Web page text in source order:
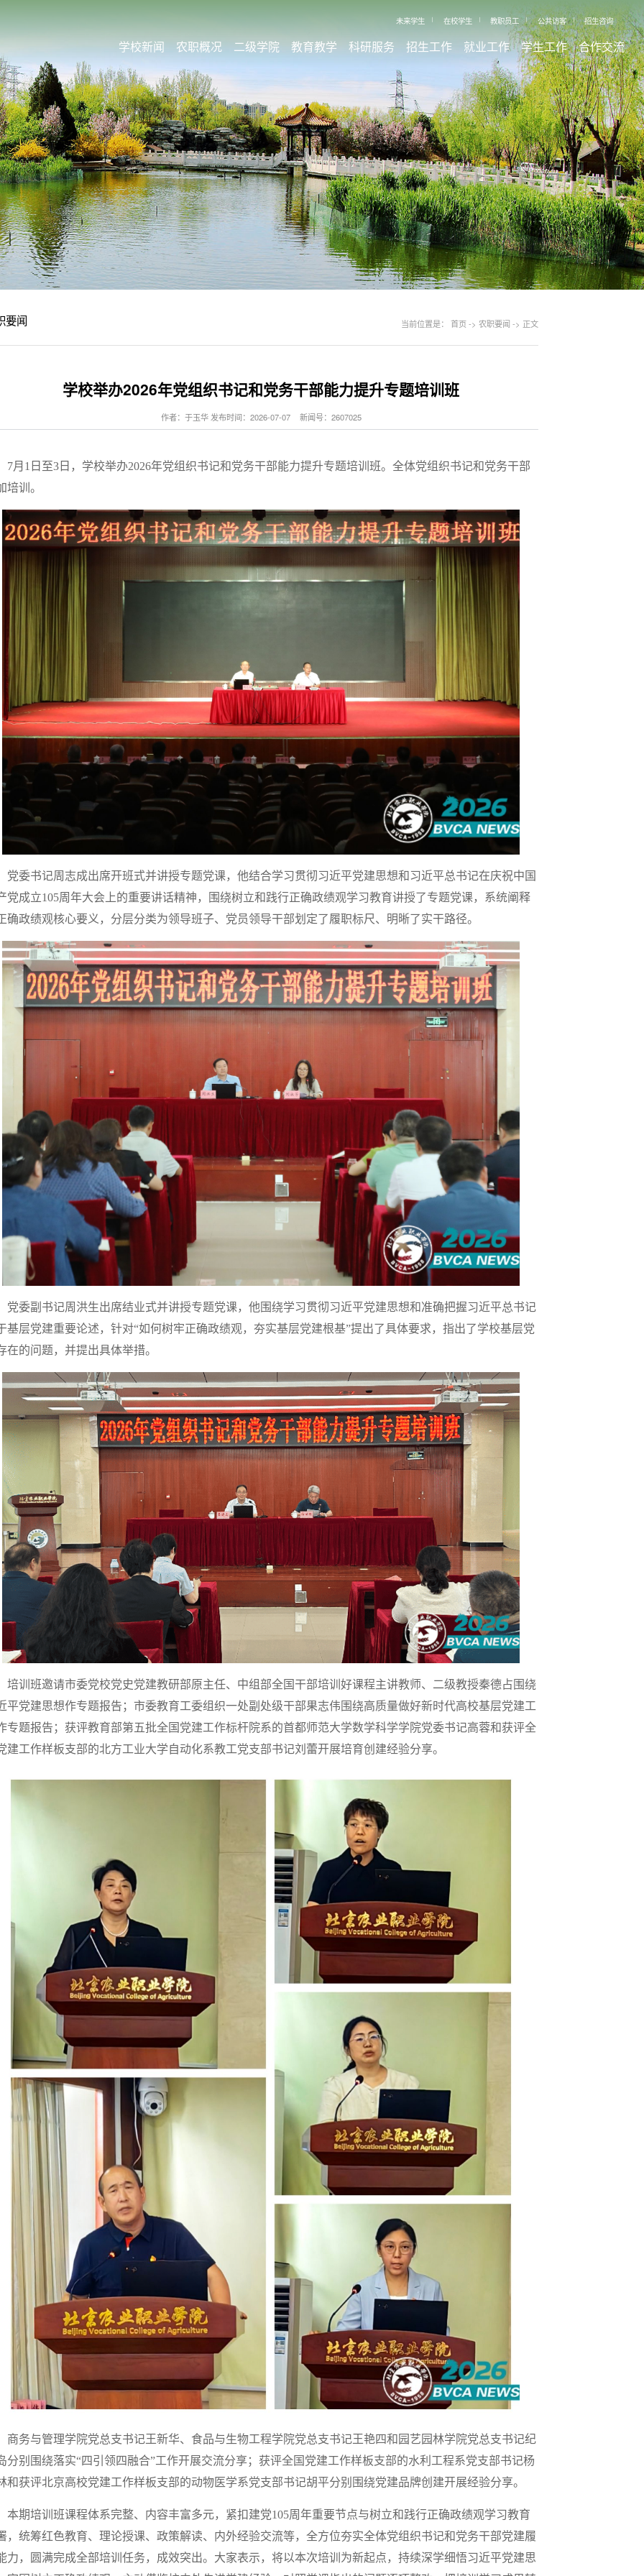
未来学生 在校学生 教职员工 公共访客 招生咨询
学校新闻 农职概况 二级学院 教育教学 科研服务 招生工作 就业工作 学生工作 合作交流
要闻 当前位置是： 首页-> 农职要闻 -> 正文
学校举办2026年党组织书记和党务干部能力提升专题培训班
作者：于玉华 发布时间：2026-07-07 新闻号：2607025
7月1日至3日，学校举办2026年党组织书记和党务干部能力提升专题培训班。全体党组织书记和党务干部
培训。
党委书记周志成出席开班式并讲授专题党课，他结合学习贯彻习近平党建思想和习近平总书记在庆祝中国
党成立105周年大会上的重要讲话精神，围绕树立和践行正确政绩观学习教育讲授了专题党课，系统阐释
确政绩观核心要义，分层分类为领导班子、党员领导干部划定了履职标尺、明晰了实干路径。
党委副书记周洪生出席结业式并讲授专题党课，他围绕学习贯彻习近平党建思想和准确把握习近平总书记
基层党建重要论述，针对“如何树牢正确政绩观，夯实基层党建根基”提出了具体要求，指出了学校基层党
在的问题，并提出具体举措。
培训班邀请市委党校党史党建教研部原主任、中组部全国干部培训好课程主讲教师、二级教授秦德占围绕
平党建思想作专题报告；市委教育工委组织一处副处级干部果志伟围绕高质量做好新时代高校基层党建工
专题报告；获评教育部第五批全国党建工作标杆院系的首都师范大学数学科学学院党委书记高蓉和获评全
建工作样板支部的北方工业大学自动化系教工党支部书记刘蕾开展培育创建经验分享。
商务与管理学院党总支书记王新华、食品与生物工程学院党总支书记王艳四和园艺园林学院党总支书记纪
分别围绕落实“四引领四融合”工作开展交流分享；获评全国党建工作样板支部的水利工程系党支部书记杨
和获评北京高校党建工作样板支部的动物医学系党支部书记胡平分别围绕党建品牌创建开展经验分享。
本期培训班课程体系完整、内容丰富多元，紧扣建党105周年重要节点与树立和践行正确政绩观学习教育
，统筹红色教育、理论授课、政策解读、内外经验交流等，全方位夯实全体党组织书记和党务干部党建履
力，圆满完成全部培训任务，成效突出。大家表示，将以本次培训为新起点，持续深学细悟习近平党建思